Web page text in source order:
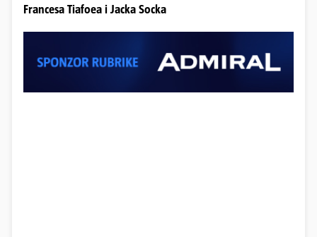
Francesa Tiafoea i Jacka Socka